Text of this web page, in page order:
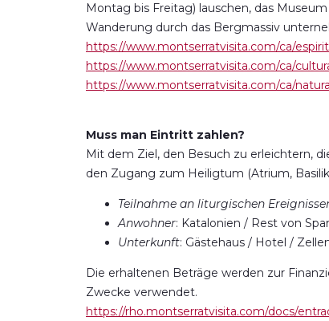
Montag bis Freitag) lauschen, das
Wanderung durch das Bergmassiv
https://www.montserratvisita.com/ca/
https://www.montserratvisita.com/ca/
https://www.montserratvisita.com/ca/natura
Muss man Eintritt zahlen?
Mit dem Ziel, den Besuch zu erleichtern,
den Zugang zum Heiligtum (Atrium,
Teilnahme an liturgischen
Anwohner: Katalonien / Rest von
Unterkunft: Gästehaus / Hotel /
Die erhaltenen Beträge werden zur
Zwecke verwendet.
https://rho.montserratvisita.com/docs/